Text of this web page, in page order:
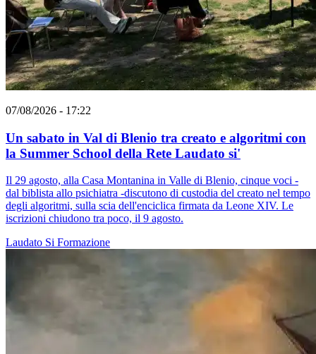
07/08/2026 - 17:22
Un sabato in Val di Blenio tra creato e algoritmi con
la Summer School della Rete Laudato si'
Il 29 agosto, alla Casa Montanina in Valle di Blenio, cinque voci -
dal biblista allo psichiatra -discutono di custodia del creato nel tempo
degli algoritmi, sulla scia dell'enciclica firmata da Leone XIV. Le
iscrizioni chiudono tra poco, il 9 agosto.
Laudato Si Formazione